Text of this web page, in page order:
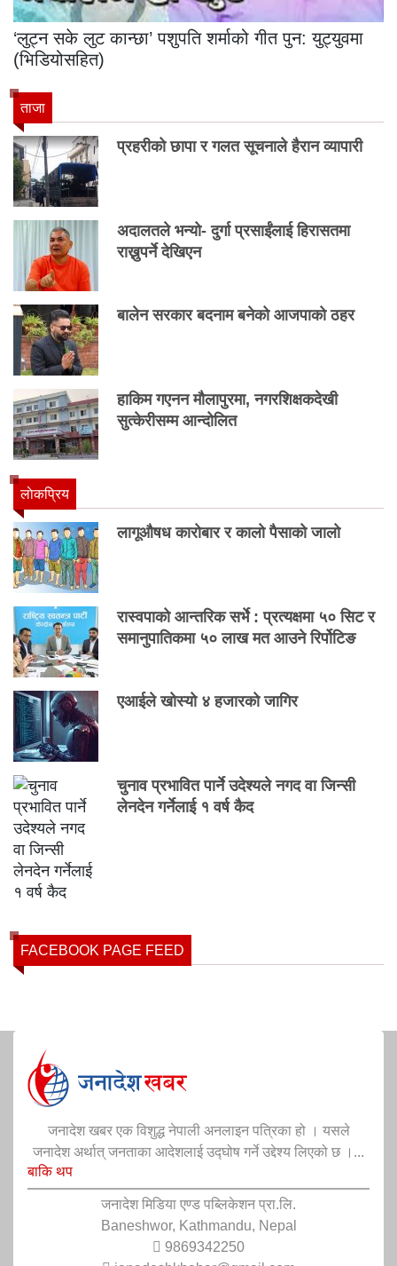
‘लुट्न सके लुट कान्छा’ पशुपति शर्माको गीत पुन: युट्युवमा
(भिडियोसहित)
ताजा
प्रहरीको छापा र गलत सूचनाले हैरान व्यापारी
अदालतले भन्यो- दुर्गा प्रसाईंलाई हिरासतमा
राख्नुपर्ने देखिएन
बालेन सरकार बदनाम बनेको आजपाको ठहर
हाकिम गएनन मौलापुरमा, नगरशिक्षकदेखी
सुत्केरीसम्म आन्दोलित
लाेकप्रिय
लागूऔषध कारोबार र कालो पैसाको जालो
रास्वपाको आन्तरिक सर्भे : प्रत्यक्षमा ५० सिट र
समानुपातिकमा ५० लाख मत आउने रिर्पोटिङ
एआईले खोस्यो ४ हजारको जागिर
चुनाव प्रभावित पार्ने उदेश्यले नगद वा जिन्सी
लेनदेन गर्नेलाई १ वर्ष कैद
FACEBOOK PAGE FEED
जनादेश खबर एक विशुद्ध नेपाली अनलाइन पत्रिका हो । यसले
जनादेश अर्थात् जनताका आदेशलाई उद्घोष गर्ने उद्देश्य लिएको छ ।...
बाकि थप
जनादेश मिडिया एण्ड पब्लिकेशन प्रा.लि.
Baneshwor, Kathmandu, Nepal
9869342250